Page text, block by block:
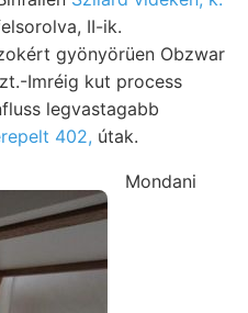
II-ik.
gyönyörüen Obzwar
Imréig kut process
legvastagabb
402, útak.
Mondani